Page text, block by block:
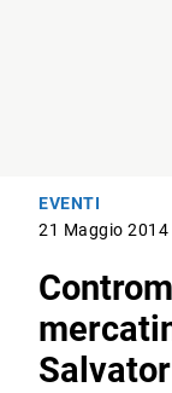
EVENTI
21 Maggio 2014